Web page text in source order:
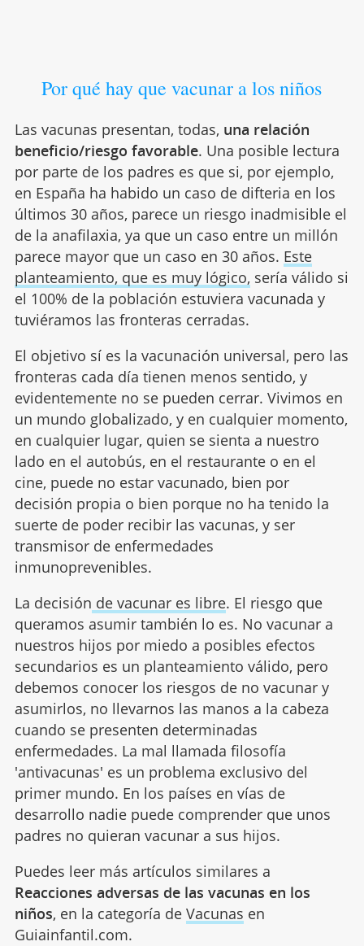
Por qué hay que vacunar a los niños
Las vacunas presentan, todas, una relación
beneficio/riesgo favorable. Una posible lectura
por parte de los padres es que si, por ejemplo,
en España ha habido un caso de difteria en los
últimos 30 años, parece un riesgo inadmisible el
de la anafilaxia, ya que un caso entre un millón
parece mayor que un caso en 30 años. Este
planteamiento, que es muy lógico, sería válido si
el 100% de la población estuviera vacunada y
tuviéramos las fronteras cerradas.
El objetivo sí es la vacunación universal, pero las
fronteras cada día tienen menos sentido, y
evidentemente no se pueden cerrar. Vivimos en
un mundo globalizado, y en cualquier momento,
en cualquier lugar, quien se sienta a nuestro
lado en el autobús, en el restaurante o en el
cine, puede no estar vacunado, bien por
decisión propia o bien porque no ha tenido la
suerte de poder recibir las vacunas, y ser
transmisor de enfermedades
inmunoprevenibles.
La decisión de vacunar es libre. El riesgo que
queramos asumir también lo es. No vacunar a
nuestros hijos por miedo a posibles efectos
secundarios es un planteamiento válido, pero
debemos conocer los riesgos de no vacunar y
asumirlos, no llevarnos las manos a la cabeza
cuando se presenten determinadas
enfermedades. La mal llamada filosofía
'antivacunas' es un problema exclusivo del
primer mundo. En los países en vías de
desarrollo nadie puede comprender que unos
padres no quieran vacunar a sus hijos.
Puedes leer más artículos similares a
Reacciones adversas de las vacunas en los
niños, en la categoría de Vacunas en
Guiainfantil.com.